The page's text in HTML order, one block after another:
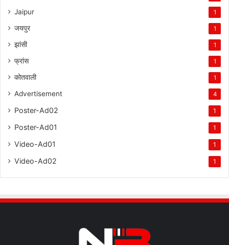
Jaipur 1
जयपुर 1
झांसी 1
फ्रांस 1
कोतवाली 1
Advertisement 4
Poster-Ad02 1
Poster-Ad01 1
Video-Ad01 1
Video-Ad02 1